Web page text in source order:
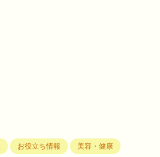
お役立ち情報 美容・健康